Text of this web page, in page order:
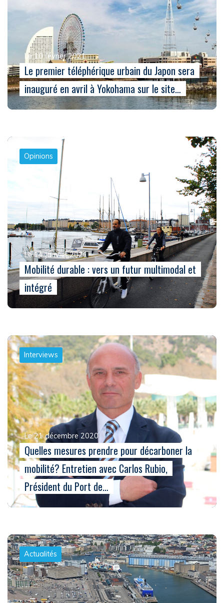
Le 10 février 2021
Le premier téléphérique urbain du Japon sera
inauguré en avril à Yokohama sur le site…
Opinions
Le 14 janvier 2021
Mobilité durable : vers un futur multimodal et
intégré
Interviews
Le 21 décembre 2020
Quelles mesures prendre pour décarboner la
mobilité? Entretien avec Carlos Rubio,
Président du Port de…
Actualités